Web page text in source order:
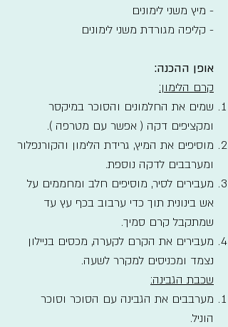
- מיץ משני לימונים
- קליפה מגורדת משני לימונים
אופן ההכנה:
קרם הלימון:
שמים את החלמונים והסוכר במיקסר
ומקציפים דקה ( אפשר עם מטרפה ).
מוסיפים את המיץ, גרידת הלימון והקורנפלור
ומערבבים לדקה נוספת.
מעבירים לסיר, מוסיפים חלב ומחממים על
אש בינונית תוך כדי ערבוב בכף עץ עד
שמתקבל קרם סמיך.
מעבירים את הקרם לקערה, מכסים בניילון
נצמד ומכניסים למקרר לשעה.
שכבת הגבינה:
מערבבים את הגבינה עם הסוכר וסוכר
הוניל.